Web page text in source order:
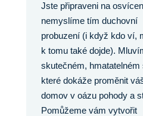
Jste připraveni na
nemyslíme tím duchovní
probuzení (i když kdo ví,
k tomu také dojde).
skutečném, hmatatelném
které dokáže proměnit
domov v oázu pohody a
Pomůžeme vám vytvořit